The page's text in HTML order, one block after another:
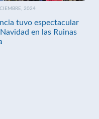
2024
tuvo espectacular
en las Ruinas